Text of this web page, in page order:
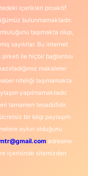
içerikleri proaktif
bulunmamaktadır.
taşımakta olup,
sayılırlar. Bu internet
ile hiçbir bağlantısı
makaleler
niteliği taşımamakta
yapılmamaktadır.
tamamen tesadüfidir.
bir bilgi paylaşım
aykırı olduğunu
adresine
içerisinde sitemizden